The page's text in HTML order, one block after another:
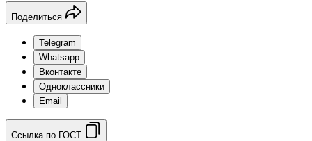
Поделиться
Telegram
Whatsapp
Вконтакте
Одноклассники
Email
Ссылка по ГОСТ